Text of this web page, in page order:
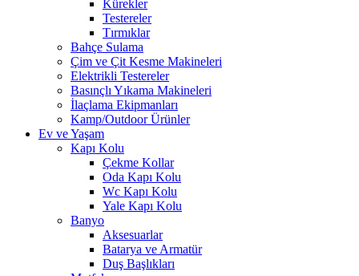
Kürekler
Testereler
Tırmıklar
Bahçe Sulama
Çim ve Çit Kesme Makineleri
Elektrikli Testereler
Basınçlı Yıkama Makineleri
İlaçlama Ekipmanları
Kamp/Outdoor Ürünler
Ev ve Yaşam
Kapı Kolu
Çekme Kollar
Oda Kapı Kolu
Wc Kapı Kolu
Yale Kapı Kolu
Banyo
Aksesuarlar
Batarya ve Armatür
Duş Başlıkları